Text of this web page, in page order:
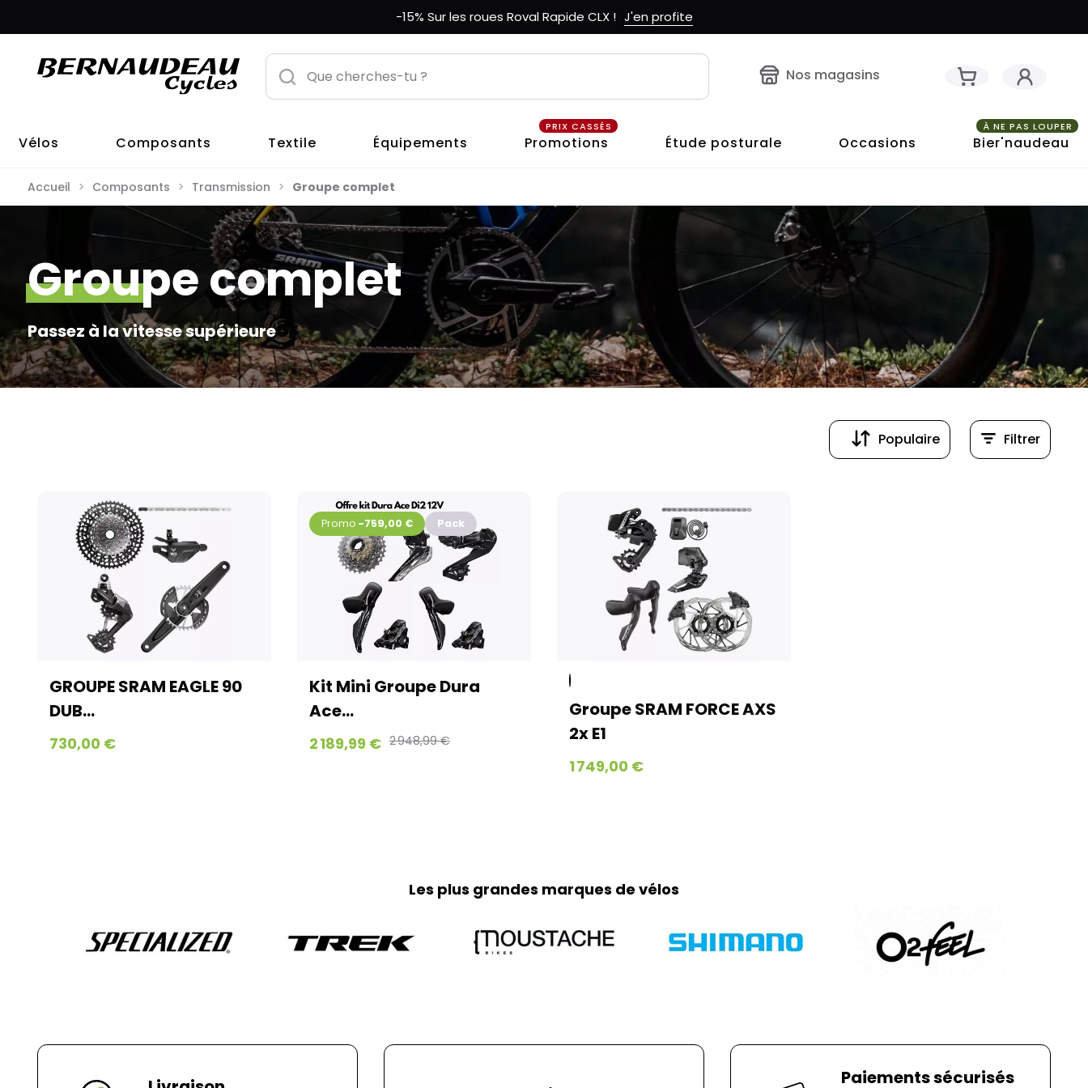
-15% Sur les roues Roval Rapide CLX ! J'en profite
Nos magasins
Vélos Composants Textile Équipements Promotions
PRIX CASSÉS
Étude posturale Occasions Bier'naudeau
À NE PAS LOUPER
Accueil Composants Transmission Groupe complet
Groupe complet
Passez à la vitesse supérieure
Populaire Filtrer
GROUPE SRAM EAGLE 90
DUB...
730,00 €
-759,00 € Pack
Kit Mini Groupe Dura
Ace...
2 189,99 € 2 948,99 €
Groupe SRAM FORCE AXS
2x E1
1 749,00 €
Les plus grandes marques de vélos
Paiements sécurisés